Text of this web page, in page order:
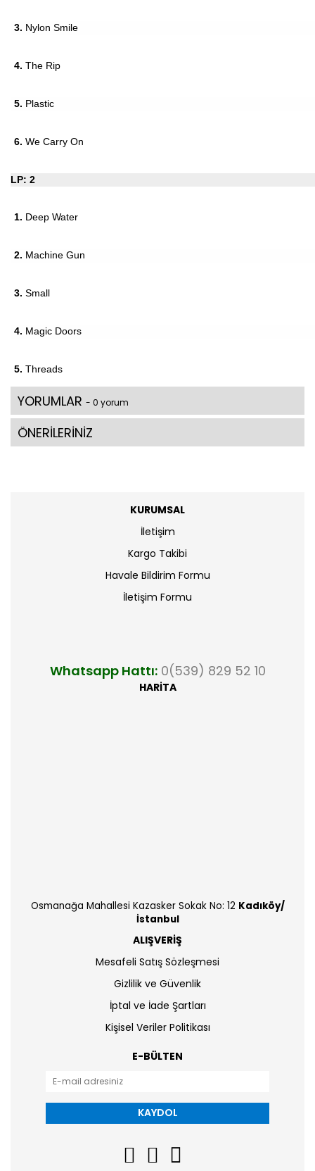
3. Nylon Smile
4. The Rip
5. Plastic
6. We Carry On
LP: 2
1. Deep Water
2. Machine Gun
3. Small
4. Magic Doors
5. Threads
YORUMLAR - 0 yorum
ÖNERİLERİNİZ
KURUMSAL
İletişim
Kargo Takibi
Havale Bildirim Formu
İletişim Formu
Whatsapp Hattı: 0(539) 829 52 10
HARİTA
Osmanağa Mahallesi Kazasker Sokak No: 12 Kadıköy/
İstanbul
ALIŞVERİŞ
Mesafeli Satış Sözleşmesi
Gizlilik ve Güvenlik
İptal ve İade Şartları
Kişisel Veriler Politikası
E-BÜLTEN
KAYDOL